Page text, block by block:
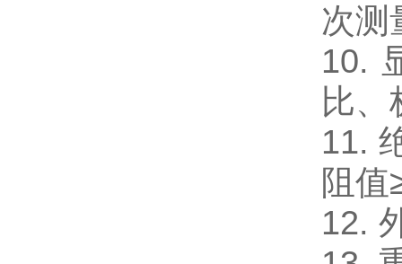
次测
10.
比
11.
阻
12.